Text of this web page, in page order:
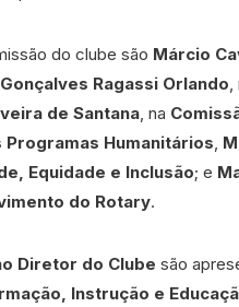
do clube são Márcio
Ragassi Orlando,
de Santana, na
Programas Humanitários,
Equidade e Inclusão; e
do Rotary.
Diretor do Clube são
Instrução e